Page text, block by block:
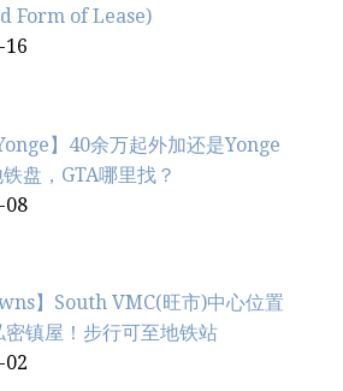
Form of Lease)
16
】40余万起外加还是Yonge
盘，GTA哪里找？
08
】South VMC(旺市)中心位置
密镇屋！步行可至地铁站
02